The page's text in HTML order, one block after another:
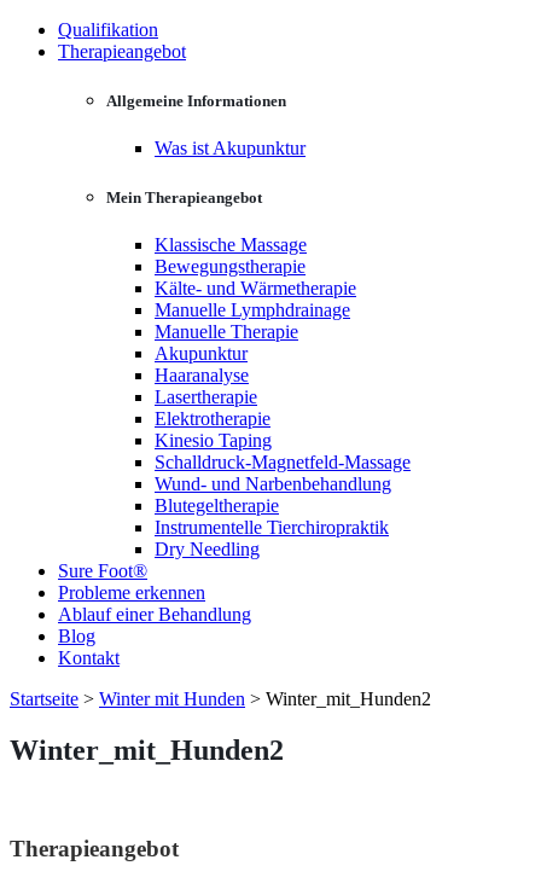
Qualifikation
Therapieangebot
Allgemeine Informationen
Was ist Akupunktur
Mein Therapieangebot
Klassische Massage
Bewegungstherapie
Kälte- und Wärmetherapie
Manuelle Lymphdrainage
Manuelle Therapie
Akupunktur
Haaranalyse
Lasertherapie
Elektrotherapie
Kinesio Taping
Schalldruck-Magnetfeld-Massage
Wund- und Narbenbehandlung
Blutegeltherapie
Instrumentelle Tierchiropraktik
Dry Needling
Sure Foot®
Probleme erkennen
Ablauf einer Behandlung
Blog
Kontakt
Startseite > Winter mit Hunden > Winter_mit_Hunden2
Winter_mit_Hunden2
Therapieangebot